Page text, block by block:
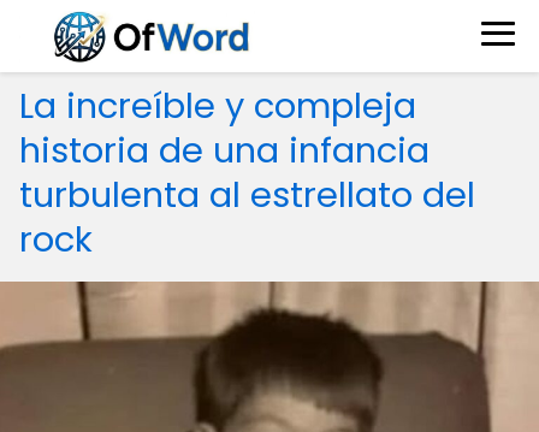
La increíble y compleja
historia de una infancia
turbulenta al estrellato del
rock